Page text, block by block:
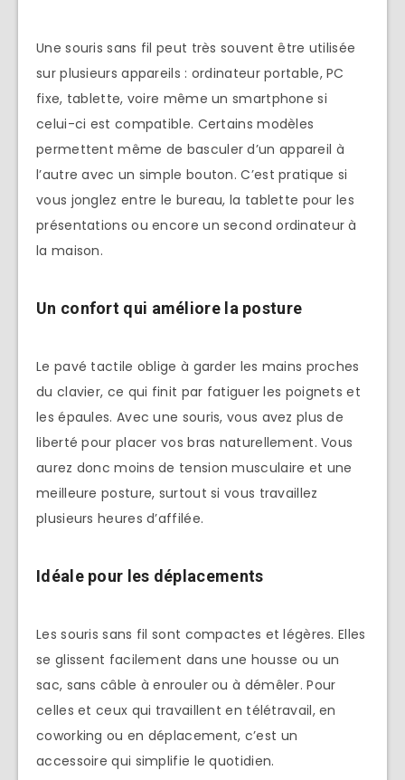
Une souris sans fil peut très souvent être utilisée
sur plusieurs appareils : ordinateur portable, PC
fixe, tablette, voire même un smartphone si
celui-ci est compatible. Certains modèles
permettent même de basculer d’un appareil à
l’autre avec un simple bouton. C’est pratique si
vous jonglez entre le bureau, la tablette pour les
présentations ou encore un second ordinateur à
la maison.
Un confort qui améliore la posture
Le pavé tactile oblige à garder les mains proches
du clavier, ce qui finit par fatiguer les poignets et
les épaules. Avec une souris, vous avez plus de
liberté pour placer vos bras naturellement. Vous
aurez donc moins de tension musculaire et une
meilleure posture, surtout si vous travaillez
plusieurs heures d’affilée.
Idéale pour les déplacements
Les souris sans fil sont compactes et légères. Elles
se glissent facilement dans une housse ou un
sac, sans câble à enrouler ou à démêler. Pour
celles et ceux qui travaillent en télétravail, en
coworking ou en déplacement, c’est un
accessoire qui simplifie le quotidien.